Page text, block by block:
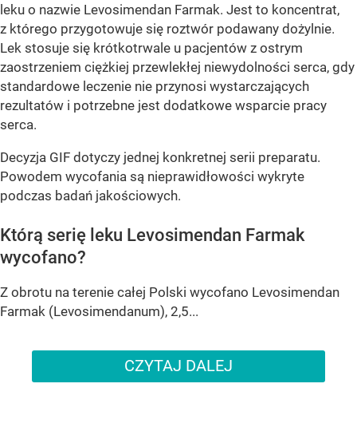
leku o nazwie Levosimendan Farmak. Jest to koncentrat,
z którego przygotowuje się roztwór podawany dożylnie.
Lek stosuje się krótkotrwale u pacjentów z ostrym
zaostrzeniem ciężkiej przewlekłej niewydolności serca, gdy
standardowe leczenie nie przynosi wystarczających
rezultatów i potrzebne jest dodatkowe wsparcie pracy
serca.
Decyzja GIF dotyczy jednej konkretnej serii preparatu.
Powodem wycofania są nieprawidłowości wykryte
podczas badań jakościowych.
Którą serię leku Levosimendan Farmak
wycofano?
Z obrotu na terenie całej Polski wycofano Levosimendan
Farmak (Levosimendanum), 2,5...
CZYTAJ DALEJ